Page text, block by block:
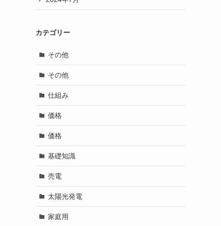
カテゴリー
その他
その他
仕組み
価格
価格
基礎知識
売電
太陽光発電
家庭用